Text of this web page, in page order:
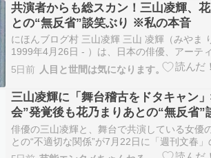
共演者からも総スカン！三山凌輝、
との“無反省”談笑ぶり ※私の本音
にほんブログ村 三山凌輝 三山 凌輝（みやま
1999年4月26日 - ）は、日本の俳優、アーテ
家。BE:FIRSTの元メンバーで現在はソロ活
屋市出身。 愛知県名古屋市出身。実家は花屋
る。3歳から小学校2年生までインターナシ
5日前 人目と世間は気になります。
三山凌輝に「舞台稽古をドタキャン
会”発覚後も花乃まりあとの“無反省”
共演者からも総スカン
俳優の三山凌輝と、舞台で共演している女優
との“不適切な関係”が7月22日に「週刊文春
発覚し、その後も、2人のメールのやり取り